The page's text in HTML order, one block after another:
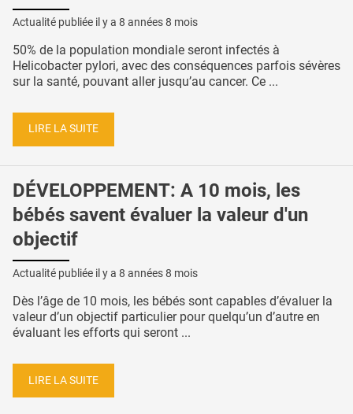
Actualité publiée il y a 8 années 8 mois
50% de la population mondiale seront infectés à
Helicobacter pylori, avec des conséquences parfois sévères
sur la santé, pouvant aller jusqu’au cancer. Ce ...
LIRE LA SUITE
DÉVELOPPEMENT: A 10 mois, les
bébés savent évaluer la valeur d'un
objectif
Actualité publiée il y a 8 années 8 mois
Dès l’âge de 10 mois, les bébés sont capables d’évaluer la
valeur d’un objectif particulier pour quelqu’un d’autre en
évaluant les efforts qui seront ...
LIRE LA SUITE